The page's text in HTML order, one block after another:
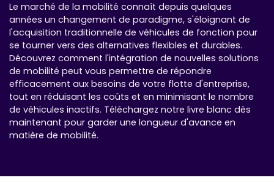
Le marché de la mobilité connaît depuis quelques
années un changement de paradigme, s'éloignant de
l'acquisition traditionnelle de véhicules de fonction pour
se tourner vers des alternatives flexibles et durables.
Découvrez comment l'intégration de nouvelles solutions
de mobilité peut vous permettre de répondre
efficacement aux besoins de votre flotte d'entreprise,
tout en réduisant les coûts et en minimisant le nombre
de véhicules inactifs. Téléchargez notre livre blanc dès
maintenant pour garder une longueur d'avance en
matière de mobilité.